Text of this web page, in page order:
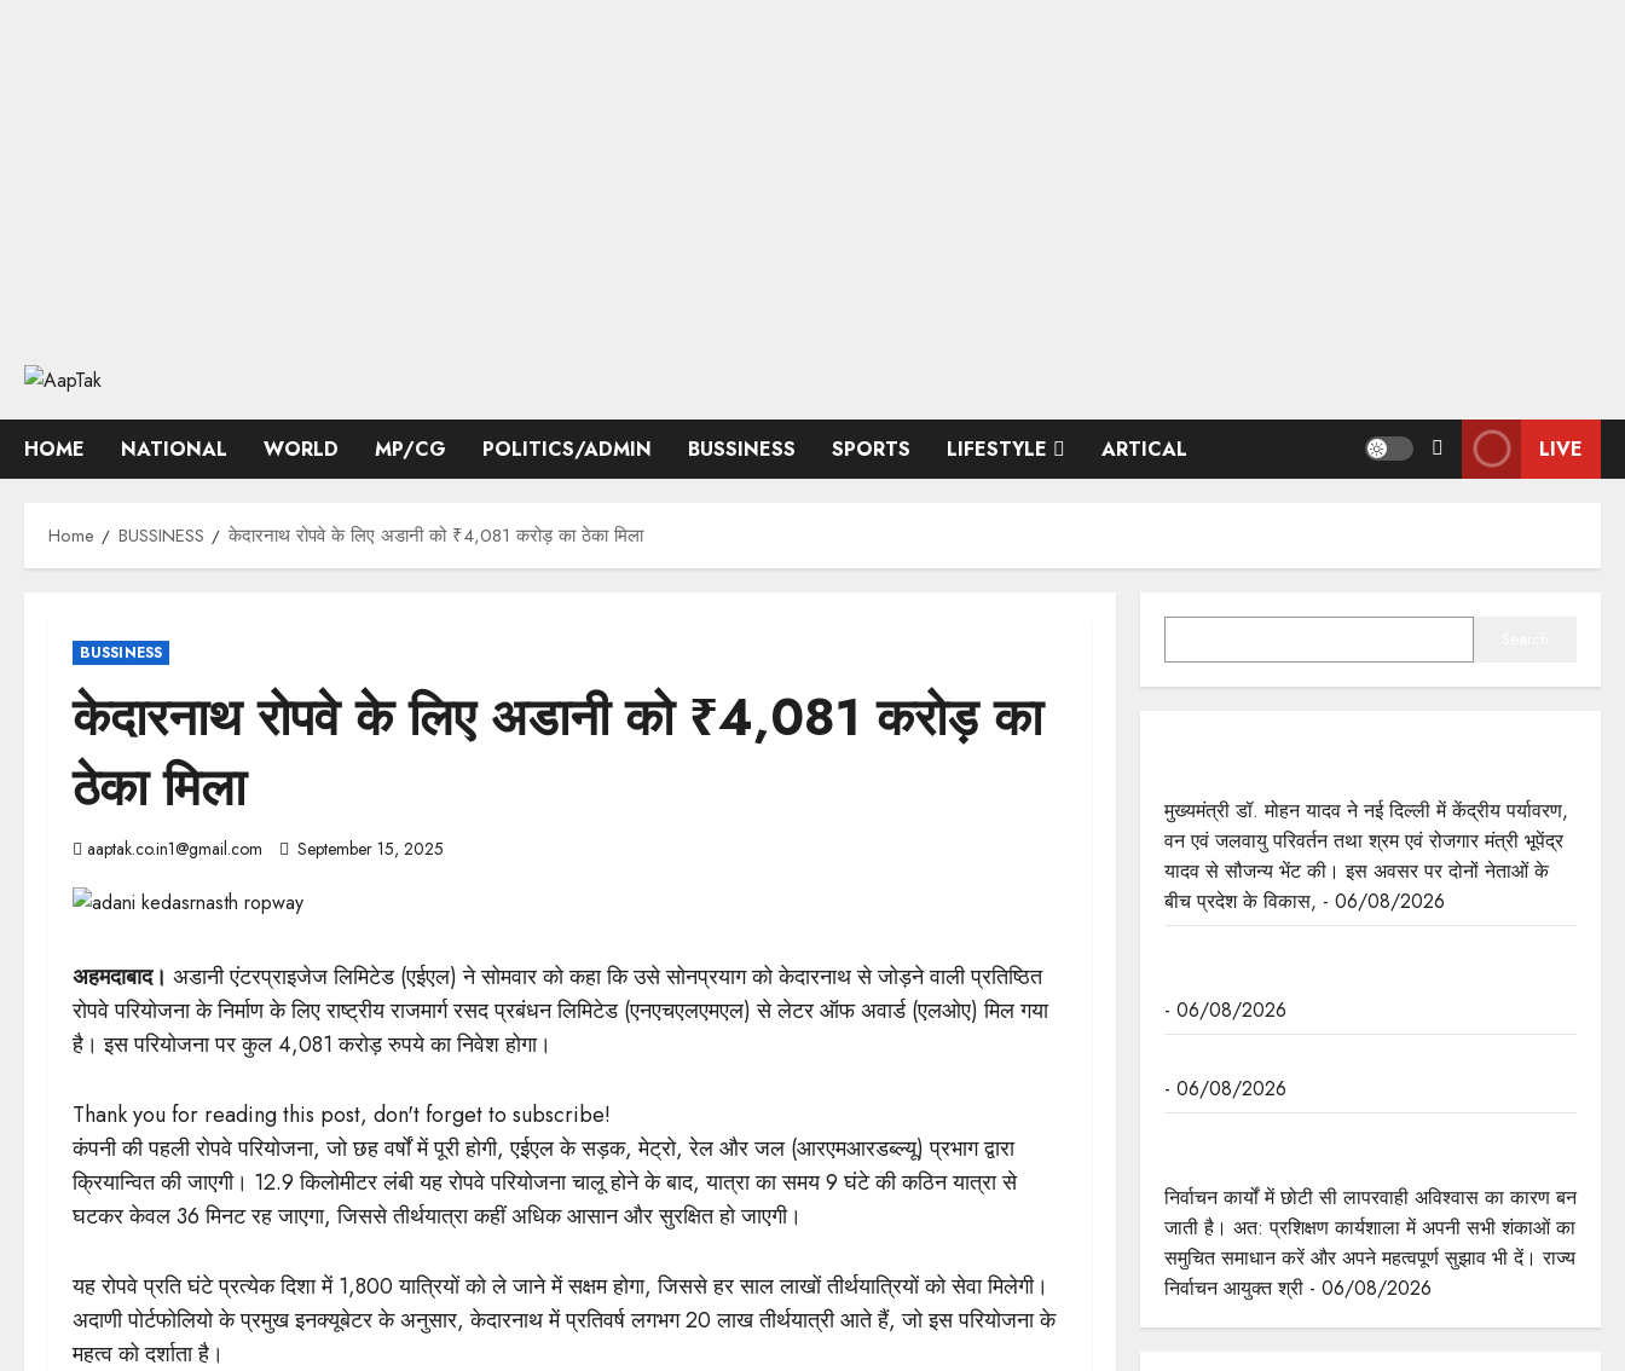
content
HOME
NATIONAL WORLD MP/CG POLITICS/ADMIN BUSSINESS SPORTS LIFESTYLE ARTICAL LIVE
Home BUSSINESS केदारनाथ रोपवे के लिए अडानी को ₹4,081 करोड़ का ठेका मिला
BUSSINESS
केदारनाथ रोपवे के लिए अडानी को ₹4,081 करोड़ का
ठेका मिला
aaptak.co.in1@gmail.com September 15, 2025
अहमदाबाद। अडानी एंटरप्राइजेज लिमिटेड (एईएल) ने सोमवार को कहा कि उसे सोनप्रयाग को केदारनाथ से जोड़ने वाली प्रतिष्ठित
रोपवे परियोजना के निर्माण के लिए राष्ट्रीय राजमार्ग रसद प्रबंधन लिमिटेड (एनएचएलएमएल) से लेटर ऑफ अवार्ड (एलओए) मिल गया
है। इस परियोजना पर कुल 4,081 करोड़ रुपये का निवेश होगा।
Thank you for reading this post, don't forget to subscribe!
कंपनी की पहली रोपवे परियोजना, जो छह वर्षों में पूरी होगी, एईएल के सड़क, मेट्रो, रेल और जल (आरएमआरडब्ल्यू) प्रभाग द्वारा
क्रियान्वित की जाएगी। 12.9 किलोमीटर लंबी यह रोपवे परियोजना चालू होने के बाद, यात्रा का समय 9 घंटे की कठिन यात्रा से
घटकर केवल 36 मिनट रह जाएगा, जिससे तीर्थयात्रा कहीं अधिक आसान और सुरक्षित हो जाएगी।
यह रोपवे प्रति घंटे प्रत्येक दिशा में 1,800 यात्रियों को ले जाने में सक्षम होगा, जिससे हर साल लाखों तीर्थयात्रियों को सेवा मिलेगी।
अदाणी पोर्टफोलियो के प्रमुख इनक्यूबेटर के अनुसार, केदारनाथ में प्रतिवर्ष लगभग 20 लाख तीर्थयात्री आते हैं, जो इस परियोजना के
महत्व को दर्शाता है।
मुख्यमंत्री डॉ. मोहन यादव ने नई दिल्ली में केंद्रीय पर्यावरण,
वन एवं जलवायु परिवर्तन तथा श्रम एवं रोजगार मंत्री भूपेंद्र
यादव से सौजन्य भेंट की। इस अवसर पर दोनों नेताओं के
बीच प्रदेश के विकास, - 06/08/2026
- 06/08/2026
- 06/08/2026
निर्वाचन कार्यों में छोटी सी लापरवाही अविश्वास का कारण बन
जाती है। अत: प्रशिक्षण कार्यशाला में अपनी सभी शंकाओं का
समुचित समाधान करें और अपने महत्वपूर्ण सुझाव भी दें। राज्य
निर्वाचन आयुक्त श्री - 06/08/2026